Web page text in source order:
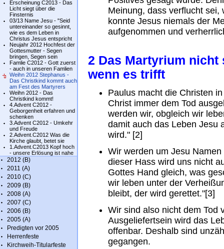
Erscheinung C2013 - Das
Licht siegt über die
Finsternis
03/13 Name Jesu - "Seid
untereinander so gesinnt,
wie es dem Leben in
Christus Jesus entspricht
Neujahr 2012 Hochfest der
Gottesmutter - Segen
bringen, Segen sein
Famlie C2012 - Gott zuerst
- auch in unseren Famlien
Weihn 2012 Stephanus -
Das Christkind kommt auch
am Fest des Martyrers
Weihn 2012 - Das
Christkind kommt!
4.Advent C2012 -
Geborgenheit erfahren und
schenken
3.Advent C2012 - Umkehr
und Freude
2.Advent.C2012 Was die
Kirche glaubt, betet sie
1.Advent.C2013 Kopf hoch
- unsere Erlösung ist nahe
2012 (B)
2011 (A)
2010 (C)
2009 (B)
2008 (A)
2007 (C)
2006 (B)
2005 (A)
Predigten vor 2005
Herrenfeste
Kirchweih-Titularfeste
Meinung, dass verflucht
konnte Jesus niemals der
aufgenommen und
2 Das Martyrium nicht
wenn es trifft
Paulus macht die Christen
Christ immer dem Tod
werden wir, obgleich wir
damit auch das Leben Jesu
wird." [2]
Wir werden um Jesu
dieser Hass wird uns nicht
Gottes Hand gleich, was
wir leben unter der
bleibt, der wird gerettet."[3]
Wir sind also nicht dem Tod
Ausgeliefertsein wird das
offenbar. Deshalb sind
gegangen.